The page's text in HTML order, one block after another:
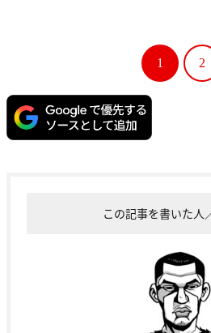
1 2
この記事を書いた人